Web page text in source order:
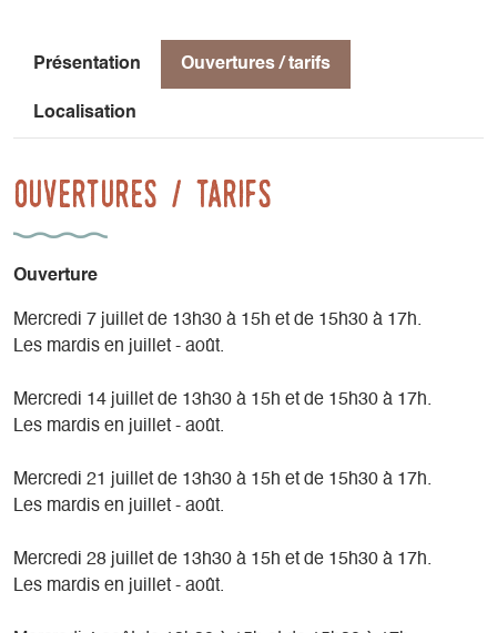
Présentation Ouvertures / tarifs
Localisation
Ouvertures / tarifs
Ouverture
Mercredi 7 juillet de 13h30 à 15h et de 15h30 à 17h.
Les mardis en juillet - août.
Mercredi 14 juillet de 13h30 à 15h et de 15h30 à 17h.
Les mardis en juillet - août.
Mercredi 21 juillet de 13h30 à 15h et de 15h30 à 17h.
Les mardis en juillet - août.
Mercredi 28 juillet de 13h30 à 15h et de 15h30 à 17h.
Les mardis en juillet - août.